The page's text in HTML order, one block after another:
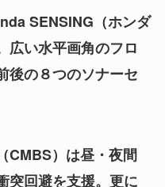
SENSING（ホンダ
広い水平画角のフロ
後の８つのソナーセ
CMBS）は昼・夜間
突回避を支援。更に